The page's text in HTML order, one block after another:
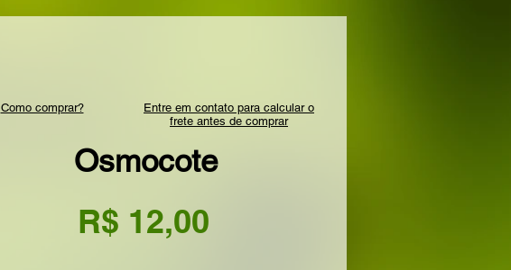
Osmocote
R$ 12,00
Como comprar?
Entre em contato para calcular o
frete antes de comprar